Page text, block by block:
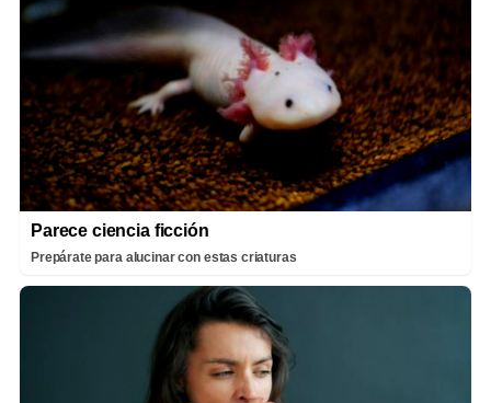
Parece ciencia ficción
Prepárate para alucinar con estas criaturas